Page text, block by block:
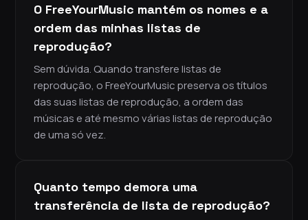
O FreeYourMusic mantém os nomes e a
ordem das minhas listas de
reprodução?
Sem dúvida. Quando transfere listas de
reprodução, o FreeYourMusic preserva os títulos
das suas listas de reprodução, a ordem das
músicas e até mesmo várias listas de reprodução
de uma só vez.
Quanto tempo demora uma
transferência de lista de reprodução?